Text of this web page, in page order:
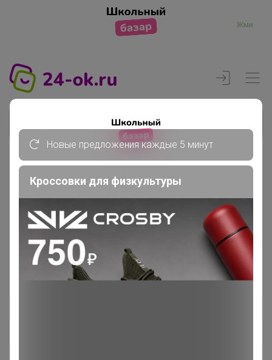
Жми
Главная
Регистрация
Регистрация
Новые предложения каждые 5 минут
Кроссовки для физкультуры